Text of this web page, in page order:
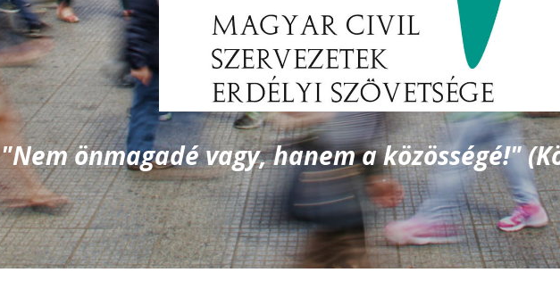
"Nem önmagadé vagy, hanem a közösségé!"